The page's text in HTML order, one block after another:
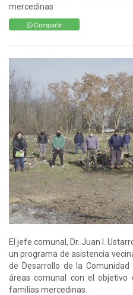
mercedinas
Compartir
El jefe comunal, Dr. Juan I.
un programa de asistencia
de Desarrollo de la
áreas comunal con el
familias mercedinas.